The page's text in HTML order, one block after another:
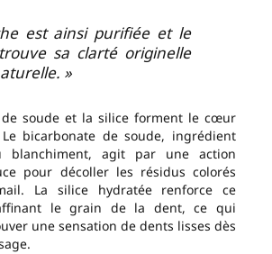
est ainsi purifiée et le
sa clarté originelle
»
de soude et la silice forment le cœur
bicarbonate de soude, ingrédient
blanchiment, agit par une action
pour décoller les résidus colorés
La silice hydratée renforce ce
le grain de la dent, ce qui
une sensation de dents lisses dès